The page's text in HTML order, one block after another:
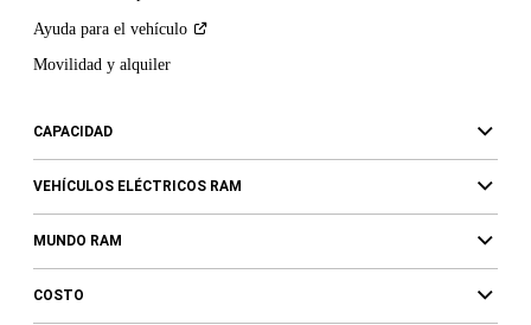
Ayuda para el vehículo
Movilidad y alquiler
CAPACIDAD
VEHÍCULOS ELÉCTRICOS RAM
MUNDO RAM
COSTO